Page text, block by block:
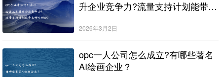
升企业竞争力?流量支持计划能带来
2026年3月2日
opc一人公司怎么成立?有哪些著名
AI绘画企业？